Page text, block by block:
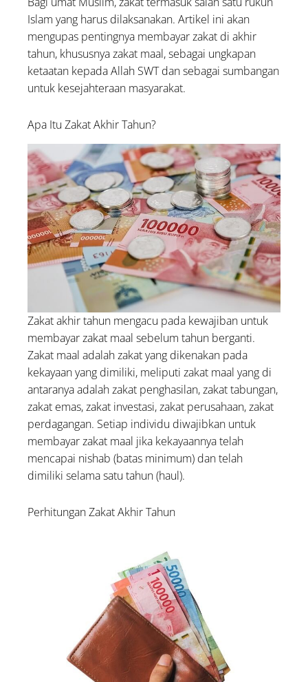
Hadis
Doa untuk Orang Tua: Arab,
Latin, dan Artinya
Islam yang harus dilaksanakan. Artikel ini akan
mengupas pentingnya membayar zakat di akhir
tahun, khususnya zakat maal, sebagai ungkapan
ketaatan kepada Allah SWT dan sebagai sumbangan
untuk kesejahteraan masyarakat.
Apa Itu Zakat Akhir Tahun?
Zakat akhir tahun mengacu pada kewajiban untuk
membayar zakat maal sebelum tahun berganti.
Zakat maal adalah zakat yang dikenakan pada
kekayaan yang dimiliki, meliputi zakat maal yang di
antaranya adalah zakat penghasilan, zakat tabungan,
zakat emas, zakat investasi, zakat perusahaan, zakat
perdagangan. Setiap individu diwajibkan untuk
membayar zakat maal jika kekayaannya telah
mencapai nishab (batas minimum) dan telah
dimiliki selama satu tahun (haul).
Perhitungan Zakat Akhir Tahun